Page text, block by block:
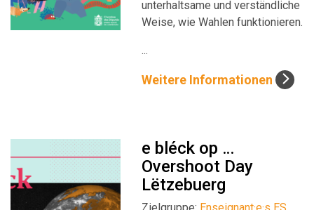
unterhaltsame und verständliche
Weise, wie Wahlen funktionieren.
...
Weitere Informationen
e bléck op …
Overshoot Day
Lëtzebuerg